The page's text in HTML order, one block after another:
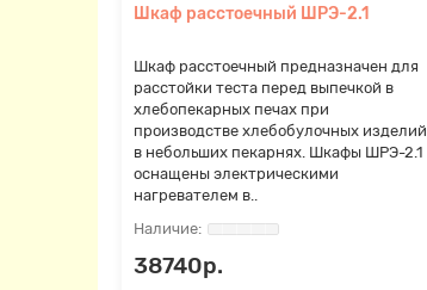
Шкаф расстоечный ШРЭ-2.1
Шкаф расстоечный предназначен для
расстойки теста перед выпечкой в
хлебопекарных печах при
производстве хлебобулочных изделий
в небольших пекарнях. Шкафы ШРЭ-2.1
оснащены электрическими
нагревателем в..
38740р.